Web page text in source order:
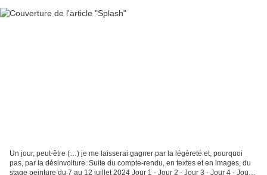
Un jour, peut-être (…) je me laisserai gagner par la légèreté et, pourquoi
pas, par la désinvolture. Suite du compte-rendu, en textes et en images, du
stage peinture du 7 au 12 juillet 2024 Jour 1 - Jour 2 - Jour 3 - Jour 4 - Jour 5